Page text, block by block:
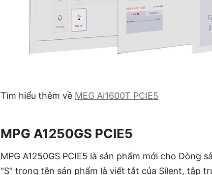
Tìm hiểu thêm về MEG Ai1600T PCIE5
MPG A1250GS PCIE5
MPG A1250GS PCIE5 là sản phẩm mới cho Dòng
“S” trong tên sản phẩm là viết tắt của Silent, tập